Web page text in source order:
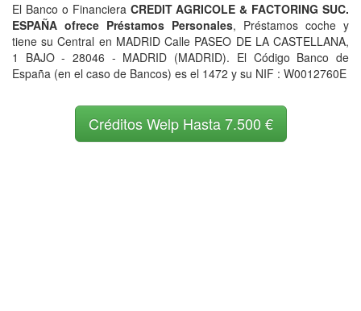
El Banco o Financiera CREDIT AGRICOLE & FACTORING SUC.
ESPAÑA ofrece Préstamos Personales, Préstamos coche y
tiene su Central en MADRID Calle PASEO DE LA CASTELLANA,
1 BAJO - 28046 - MADRID (MADRID). El Código Banco de
España (en el caso de Bancos) es el 1472 y su NIF : W0012760E
Créditos Welp Hasta 7.500 €